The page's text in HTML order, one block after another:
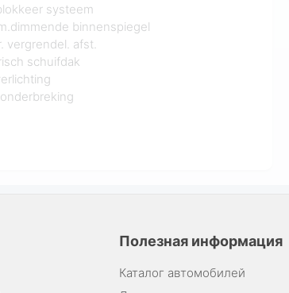
systeem
binnenspiegel
vergrendel. afst.
schuifdak
Полезная информация
Каталог автомобилей